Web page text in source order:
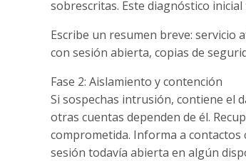
sobrescritas. Este diagnóstico
Escribe un resumen breve: servicio
con sesión abierta, copias de
Fase 2: Aislamiento y contención
Si sospechas intrusión, contiene el
otras cuentas dependen de él.
comprometida. Informa a contactos
sesión todavía abierta en algún